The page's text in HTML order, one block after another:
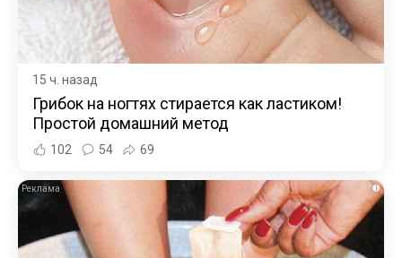
15 ч. назад
Грибок на ногтях стирается как ластиком!
Простой домашний метод
102 54 69
i